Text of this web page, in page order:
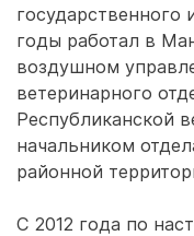
годы работал в
воздушном
ветеринарного
Республиканской
начальником
районной
С 2012 года по